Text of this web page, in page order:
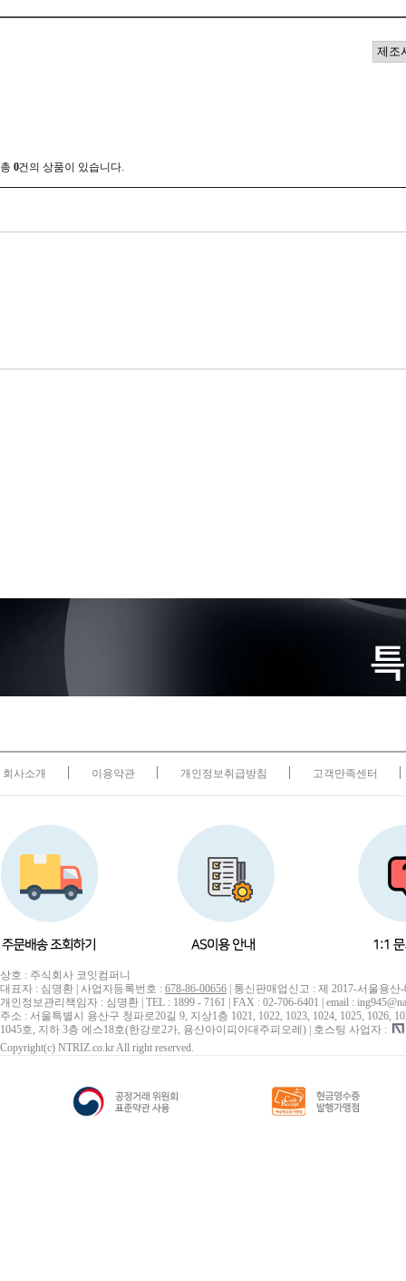
회사소개 이용약관 개인정보취급방침 고객만족센터
상호 : 주식회사 코잇컴퍼니
대표자 : 심명환 | 사업자등록번호 : 678-86-00656 | 통신판매업신고 : 제 2017-서울용산
개인정보관리책임자 : 심명환 | TEL : 1899 - 7161 | FAX : 02-706-6401 | email :
주소 : 서울특별시 용산구 청파로20길 9, 지상1층 1021, 1022, 1023, 1024, 1025, 1026,
1045호, 지하 3층 에스18호(한강로2가, 용산아이피아대주피오레) | 호스팅 사업자 :
Copyright(c) NTRIZ.co.kr All right reserved.